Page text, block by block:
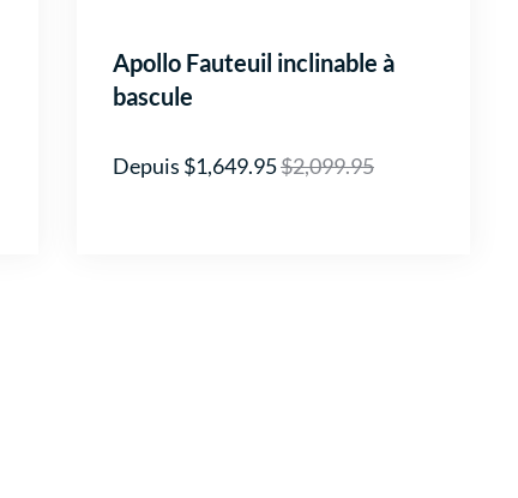
Apollo Fauteuil inclinable à
bascule
Depuis $1,649.95$2,099.95